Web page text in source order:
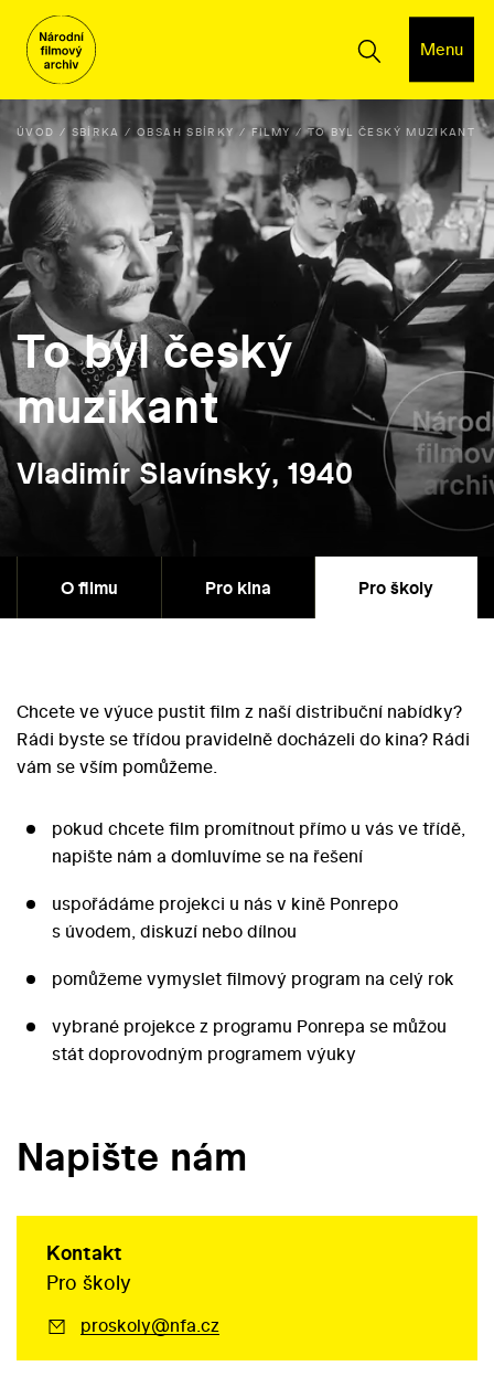
Menu
ÚVOD SBÍRKA OBSAH SBÍRKY FILMY TO BYL ČESKÝ MUZIKANT
To byl český
muzikant
Vladimír Slavínský, 1940
O filmu Pro kina Pro školy
Chcete ve výuce pustit film z naší distribuční nabídky?
Rádi byste se třídou pravidelně docházeli do kina? Rádi
vám se vším pomůžeme.
pokud chcete film promítnout přímo u vás ve třídě,
napište nám a domluvíme se na řešení
uspořádáme projekci u nás v kině Ponrepo
s úvodem, diskuzí nebo dílnou
pomůžeme vymyslet filmový program na celý rok
vybrané projekce z programu Ponrepa se můžou
stát doprovodným programem výuky
Napište nám
Kontakt
Pro školy
proskoly@nfa.cz